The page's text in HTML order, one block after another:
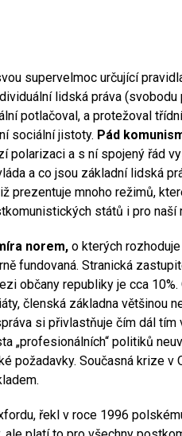
supervelmoc určující
lidská práva (svobodu
potlačoval, a protežoval
sociální jistoty. Pád
polarizaci a s ní spojený řád
a co jsou základní lidská
prezentuje mnoho režimů,
států i pro naší
norem,o kterých rozhoduje
fundovaná. Stranická
občany republiky je cca 10%.
členská základna většinou
si přivlastňuje čím dál tím
„profesionálních“ politiků
požadavky. Současná krize v
řekl v roce 1996